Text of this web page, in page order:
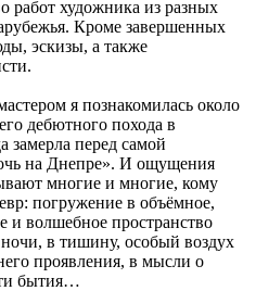
работ художника из разных
Кроме завершенных
эскизы, а также
я познакомилась около
дебютного похода в
замерла перед самой
на Днепре». И ощущения
многие и многие, кому
погружение в объёмное,
и волшебное пространство
в тишину, особый воздух
проявления, в мысли о
бытия…